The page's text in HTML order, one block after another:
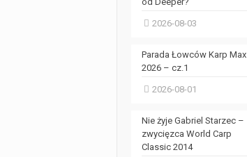
2026-08-03
Parada Łowców Karp Max
2026 – cz.1
2026-08-01
Nie żyje Gabriel Starzec –
zwycięzca World Carp
Classic 2014